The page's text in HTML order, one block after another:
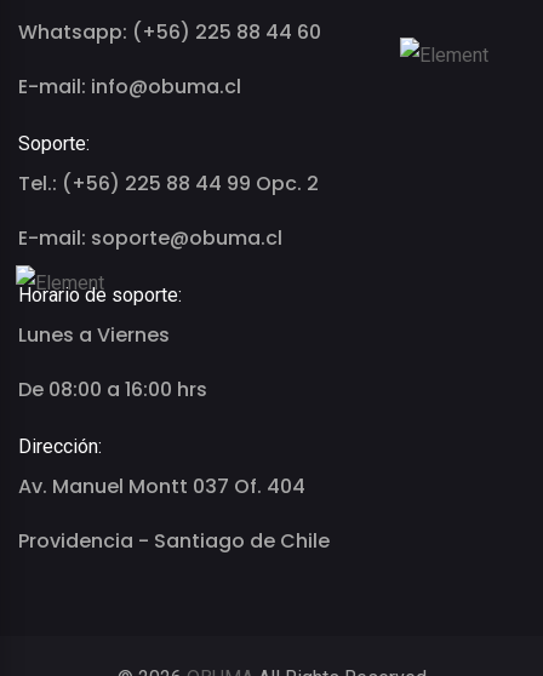
Whatsapp: (+56) 225 88 44 60
E-mail: info@obuma.cl
Soporte:
Tel.: (+56) 225 88 44 99 Opc. 2
E-mail: soporte@obuma.cl
Horario de soporte:
Lunes a Viernes
De 08:00 a 16:00 hrs
Dirección:
Av. Manuel Montt 037 Of. 404
Providencia - Santiago de Chile